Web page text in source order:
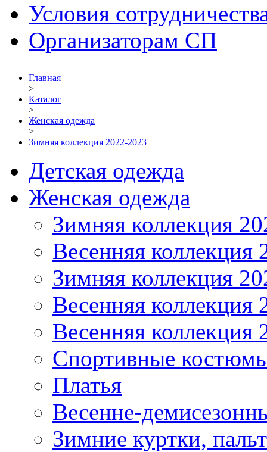
Условия
Организаторам СП
Главная
>
Каталог
>
Женская одежда
>
Зимняя коллекция 2022-2023
Детская одежда
Женская одежда
Зимняя коллекция
Весенняя коллекция
Зимняя коллекция
Весенняя коллекция
Весенняя коллекция
Спортивные
Платья
Весенне-
Зимние куртки,